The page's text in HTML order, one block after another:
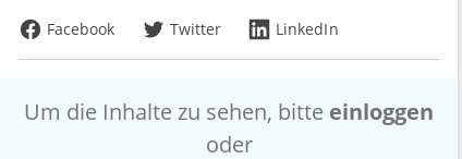
Facebook
Twitter LinkedIn
Um die Inhalte zu sehen, bitte einloggen
oder